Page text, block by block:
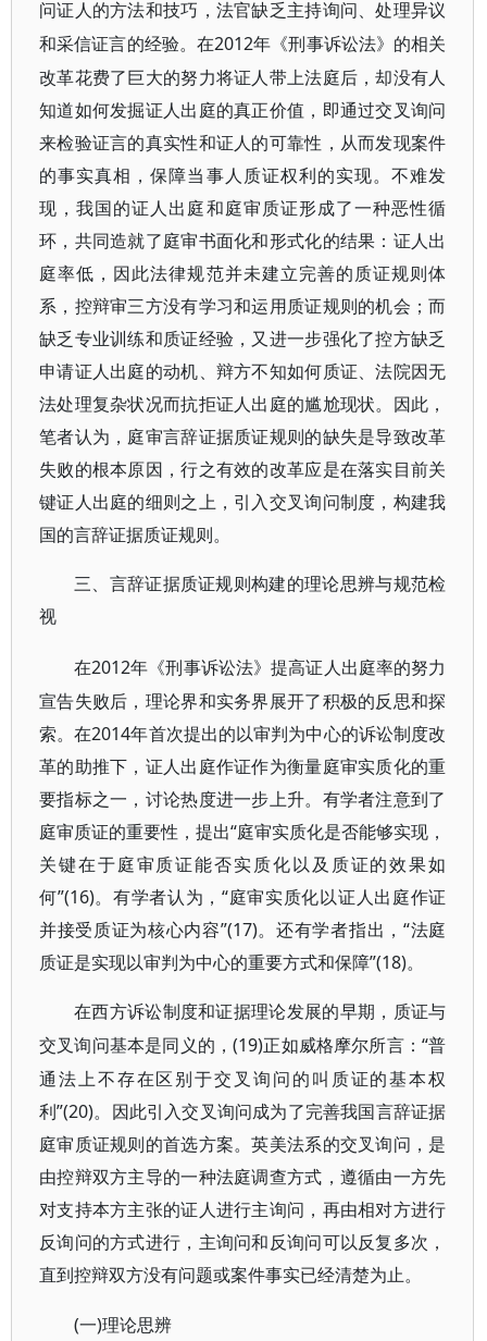
问证人的方法和技巧，法官缺乏主持询问、处理异议
和采信证言的经验。在2012年《刑事诉讼法》的相关
改革花费了巨大的努力将证人带上法庭后，却没有人
知道如何发掘证人出庭的真正价值，即通过交叉询问
来检验证言的真实性和证人的可靠性，从而发现案件
的事实真相，保障当事人质证权利的实现。不难发
现，我国的证人出庭和庭审质证形成了一种恶性循
环，共同造就了庭审书面化和形式化的结果：证人出
庭率低，因此法律规范并未建立完善的质证规则体
系，控辩审三方没有学习和运用质证规则的机会；而
缺乏专业训练和质证经验，又进一步强化了控方缺乏
申请证人出庭的动机、辩方不知如何质证、法院因无
法处理复杂状况而抗拒证人出庭的尴尬现状。因此，
笔者认为，庭审言辞证据质证规则的缺失是导致改革
失败的根本原因，行之有效的改革应是在落实目前关
键证人出庭的细则之上，引入交叉询问制度，构建我
国的言辞证据质证规则。
三、言辞证据质证规则构建的理论思辨与规范检
视
在2012年《刑事诉讼法》提高证人出庭率的努力
宣告失败后，理论界和实务界展开了积极的反思和探
索。在2014年首次提出的以审判为中心的诉讼制度改
革的助推下，证人出庭作证作为衡量庭审实质化的重
要指标之一，讨论热度进一步上升。有学者注意到了
庭审质证的重要性，提出“庭审实质化是否能够实现，
关键在于庭审质证能否实质化以及质证的效果如
何”(16)。有学者认为，“庭审实质化以证人出庭作证
并接受质证为核心内容”(17)。还有学者指出，“法庭
质证是实现以审判为中心的重要方式和保障”(18)。
在西方诉讼制度和证据理论发展的早期，质证与
交叉询问基本是同义的，(19)正如威格摩尔所言：“普
通法上不存在区别于交叉询问的叫质证的基本权
利”(20)。因此引入交叉询问成为了完善我国言辞证据
庭审质证规则的首选方案。英美法系的交叉询问，是
由控辩双方主导的一种法庭调查方式，遵循由一方先
对支持本方主张的证人进行主询问，再由相对方进行
反询问的方式进行，主询问和反询问可以反复多次，
直到控辩双方没有问题或案件事实已经清楚为止。
(一)理论思辨